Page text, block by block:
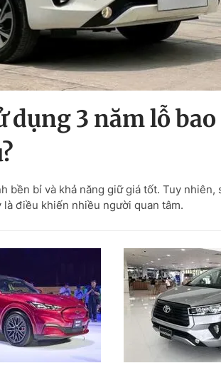
dụng 3 năm lỗ bao
bền bỉ và khả năng giữ giá tốt. Tuy nhiên,
điều khiến nhiều người quan tâm.